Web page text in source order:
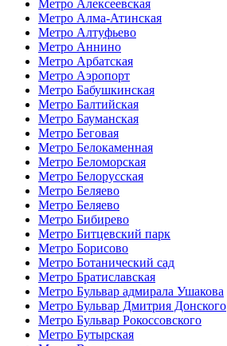
Метро Алексеевская
Метро Алма-Атинская
Метро Алтуфьево
Метро Аннино
Метро Арбатская
Метро Аэропорт
Метро Бабушкинская
Метро Балтийская
Метро Бауманская
Метро Беговая
Метро Белокаменная
Метро Беломорская
Метро Белорусская
Метро Беляево
Метро Беляево
Метро Бибирево
Метро Битцевский парк
Метро Борисово
Метро Ботанический сад
Метро Братиславская
Метро Бульвар адмирала Ушакова
Метро Бульвар Дмитрия Донского
Метро Бульвар Рокоссовского
Метро Бутырская